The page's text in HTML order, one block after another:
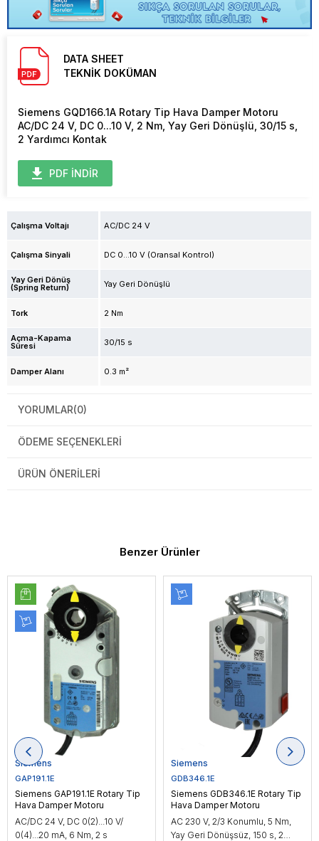
DATA SHEET
TEKNİK DOKÜMAN
Siemens GQD166.1A Rotary Tip Hava Damper Motoru
AC/DC 24 V, DC 0...10 V, 2 Nm, Yay Geri Dönüşlü, 30/15 s,
2 Yardımcı Kontak
PDF İNDİR
Çalışma Voltajı AC/DC 24 V
Çalışma Sinyali DC 0...10 V (Oransal Kontrol)
Yay Geri Dönüş
(Spring Return) Yay Geri Dönüşlü
Tork 2 Nm
Açma-Kapama
Süresi 30/15 s
Damper Alanı 0.3 m²
YORUMLAR(0)
ÖDEME SEÇENEKLERI
ÜRÜN ÖNERILERI
Benzer Ürünler
Siemens
GAP191.1E
Siemens GAP191.1E Rotary Tip
Hava Damper Motoru
AC/DC 24 V, DC 0(2)...10 V/
0(4)...20 mA, 6 Nm, 2 s
Siemens
GDB346.1E
Siemens GDB346.1E Rotary Tip
Hava Damper Motoru
AC 230 V, 2/3 Konumlu, 5 Nm,
Yay Geri Dönüşsüz, 150 s, 2